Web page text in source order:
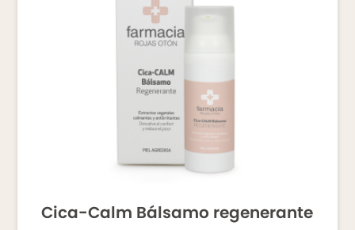
Cica-Calm Bálsamo regenerante